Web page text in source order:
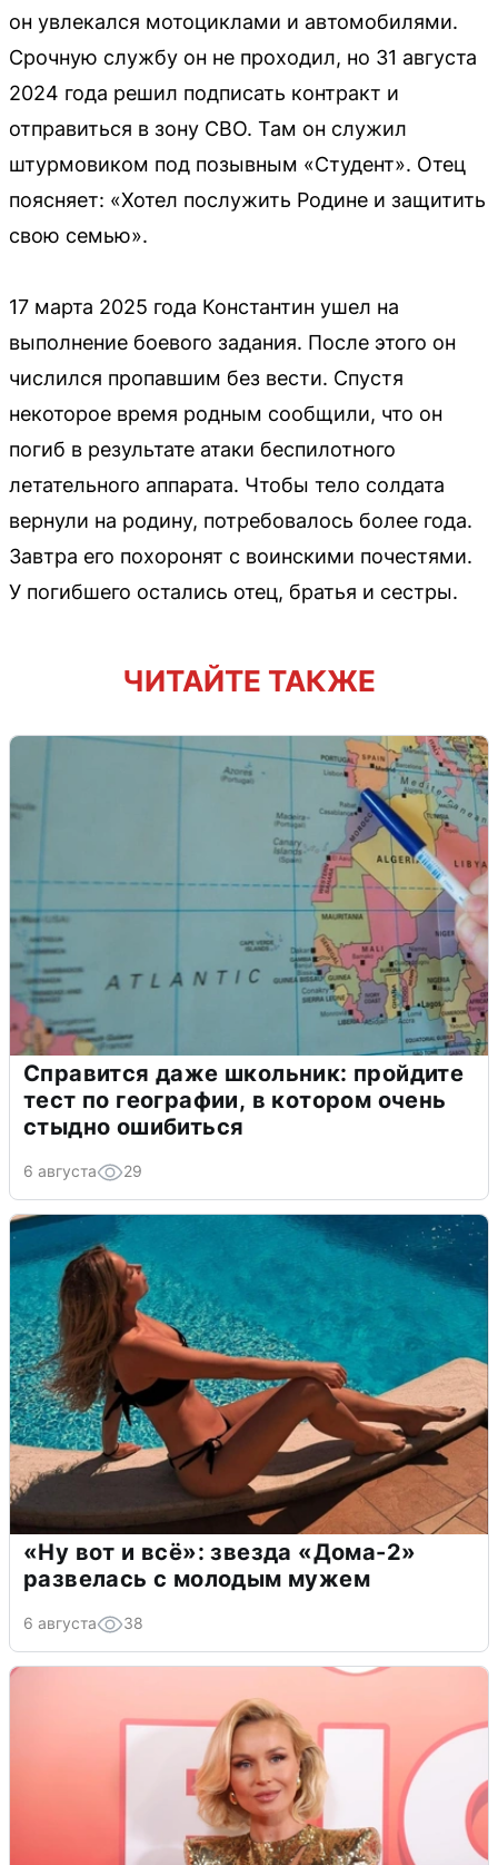
он увлекался мотоциклами и автомобилями.
Срочную службу он не проходил, но 31 августа
2024 года решил подписать контракт и
отправиться в зону СВО. Там он служил
штурмовиком под позывным «Студент». Отец
поясняет: «Хотел послужить Родине и защитить
свою семью».
17 марта 2025 года Константин ушел на
выполнение боевого задания. После этого он
числился пропавшим без вести. Спустя
некоторое время родным сообщили, что он
погиб в результате атаки беспилотного
летательного аппарата. Чтобы тело солдата
вернули на родину, потребовалось более года.
Завтра его похоронят с воинскими почестями.
У погибшего остались отец, братья и сестры.
ЧИТАЙТЕ ТАКЖЕ
Справится даже школьник: пройдите
тест по географии, в котором очень
стыдно ошибиться
6 августа 29
«Ну вот и всё»: звезда «Дома-2»
развелась с молодым мужем
6 августа 38